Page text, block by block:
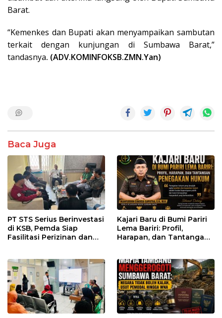
Barat.
“Kemenkes dan Bupati akan menyampaikan sambutan
terkait dengan kunjungan di Sumbawa Barat,”
tandasnya. (ADV.KOMINFOKSB.ZMN.Yan)
Baca Juga
PT STS Serius Berinvestasi
di KSB, Pemda Siap
Fasilitasi Perizinan dan
Kajari Baru di Bumi Pariri
Lema Bariri: Profil,
Harapan, dan Tantangan